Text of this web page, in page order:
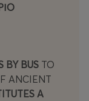
BY BUS TO
ANCIENT
A